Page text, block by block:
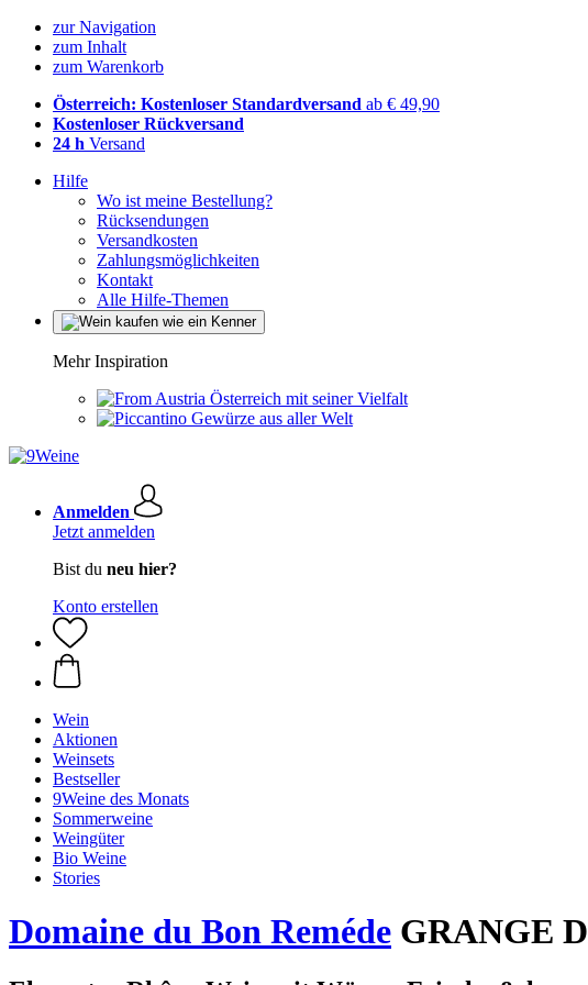
zur Navigation
zum Inhalt
zum Warenkorb
Österreich: Kostenloser Standardversand ab € 49,90
Kostenloser Rückversand
24 h Versand
Hilfe
Wo ist meine Bestellung?
Rücksendungen
Versandkosten
Zahlungsmöglichkeiten
Kontakt
Alle Hilfe-Themen
Mehr Inspiration
Österreich mit seiner Vielfalt
Gewürze aus aller Welt
Anmelden
Jetzt anmelden
Bist du neu hier?
Konto erstellen
Wein
Aktionen
Weinsets
Bestseller
9Weine des Monats
Sommerweine
Weingüter
Bio Weine
Stories
Domaine du Bon Reméde GRANGE